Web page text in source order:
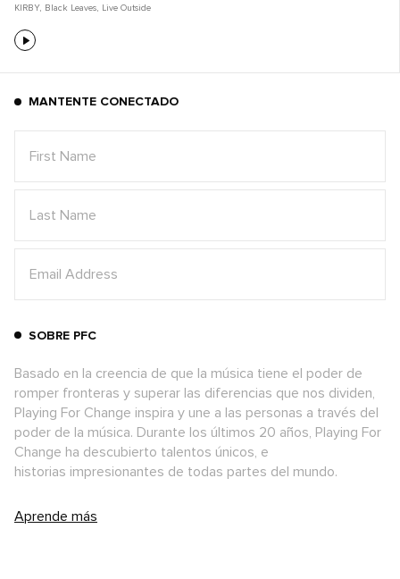
KIRBY, Black Leaves, Live Outside
MANTENTE CONECTADO
SOBRE PFC
Basado en la creencia de que la música tiene el poder de
romper fronteras y superar las diferencias que nos dividen,
Playing For Change inspira y une a las personas a través del
poder de la música. Durante los últimos 20 años, Playing For
Change ha descubierto talentos únicos, e
historias impresionantes de todas partes del mundo.
Aprende más